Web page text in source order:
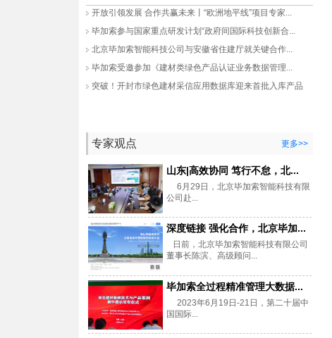
开放引领发展 合作共赢未来丨“欧洲地平线”项目专家...
毕加索参与国家重点研发计划“政府间国际科技创新合...
北京毕加索智能科技公司与安徽省住建厅就关键合作...
毕加索受邀参加《建材类绿色产品认证业务数据管理...
突破！开封市绿色建材采信应用数据库迎来首批入库产品
专家观点 更多>>
山东|高效协同 笃行不怠，北...
6月29日，北京毕加索智能科技有限
公司赴...
深度链接 强化合作，北京毕加...
日前，北京毕加索智能科技有限公司
董事长陈滨、高级顾问...
毕加索全过程精准管理大数据...
2023年6月19日-21日，第二十届中
国国际...